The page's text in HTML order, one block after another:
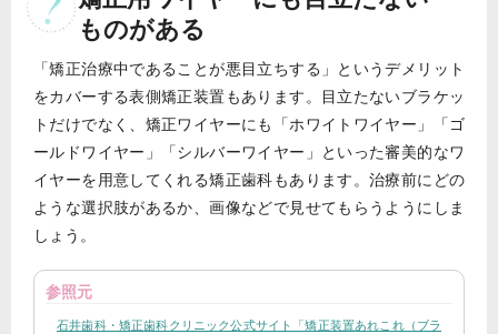
ものがある
「矯正治療中であることが悪目立ちする」というデメリット
をカバーする表側矯正装置もあります。目立たないブラケッ
トだけでなく、矯正ワイヤーにも「ホワイトワイヤー」「ゴ
ールドワイヤー」「シルバーワイヤー」といった審美的なワ
イヤーを用意してくれる矯正歯科もあります。治療前にどの
ような選択肢があるか、画像などで見せてもらうようにしま
しょう。
参照元
石井歯科・矯正歯科クリニック公式サイト「矯正装置あれこれ（ブラ